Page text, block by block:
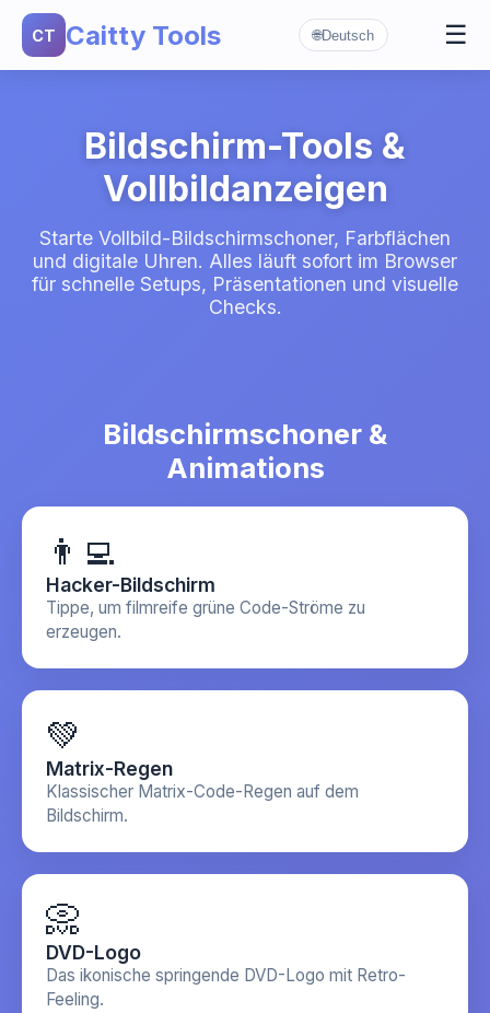
CT Caitty Tools
Bildschirmschoner
Weißes Rauschen
Radar-Bildschirm
Farbflächen
Weißer Bildschirm
Schwarzer Bildschirm
Roter Bildschirm
Grüner Bildschirm
Rosa Bildschirm
Lila Bildschirm
🌐Deutsch ☰
Bildschirm-Tools &
Vollbildanzeigen
Starte Vollbild-Bildschirmschoner, Farbflächen
und digitale Uhren. Alles läuft sofort im Browser
für schnelle Setups, Präsentationen und visuelle
Checks.
Bildschirmschoner &
Animations
👨‍💻
Hacker-Bildschirm
Tippe, um filmreife grüne Code-Ströme zu
erzeugen.
💚
Matrix-Regen
Klassischer Matrix-Code-Regen auf dem
Bildschirm.
📀
DVD-Logo
Das ikonische springende DVD-Logo mit Retro-
Feeling.